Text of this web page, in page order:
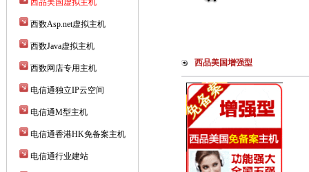
西品美国虚拟主机
西数Asp.net虚拟主机
西数Java虚拟主机
西数网店专用主机
电信通独立IP云空间
电信通M型主机
电信通香港HK免备案主机
电信通行业建站
西品美国增强型